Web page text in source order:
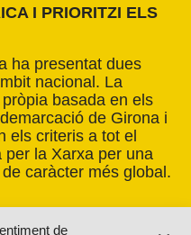
de
I PRIORITZI ELS
ha presentat dues
nacional. La
basada en els
de Girona i
els criteris a tot el
la Xarxa per una
caràcter més global.